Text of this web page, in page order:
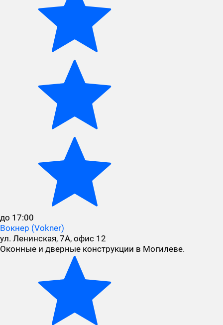
до 17:00
Вокнер (Vokner)
ул. Ленинская, 7А, офис 12
Оконные и дверные конструкции в Могилеве.